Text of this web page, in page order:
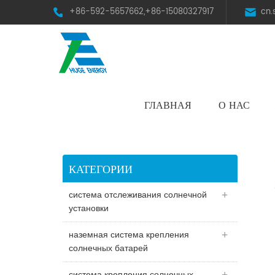
+86-592-5657662,+86-15080327917
ГЛАВНАЯ О НАС
КАТЕГОРИИ
система отслеживания солнечной
установки
наземная система крепления
солнечных батарей